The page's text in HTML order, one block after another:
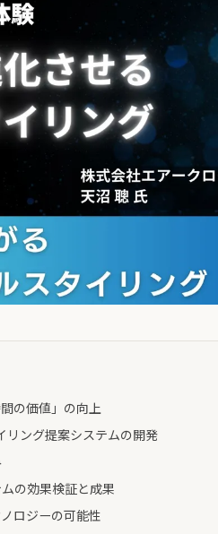
の価値」の向上
リング提案システムの開発
の効果検証と成果
ロジーの可能性